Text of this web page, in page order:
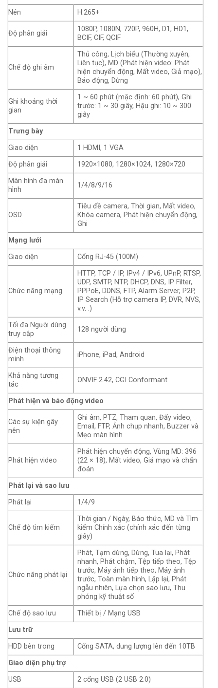
Nén
H.265+
Độ phân giải
1080P, 1080N, 720P, 960H, D1, HD1,
BCIF, CIF, QCIF
Chế độ ghi âm
Thủ công, Lịch biểu (Thường xuyên,
Liên tục), MD (Phát hiện video: Phát
hiện chuyển động, Mất video, Giả mạo),
Báo động, Dừng
Ghi khoảng thời
gian
1 ~ 60 phút (mặc định: 60 phút), Ghi
trước: 1 ~ 30 giây, Hậu ghi: 10 ~ 300
giây
Trưng bày
Giao diện
1 HDMI, 1 VGA
Độ phân giải
1920×1080, 1280×1024, 1280×720
Màn hình đa màn
hình
1/4/8/9/16
OSD
Tiêu đề camera, Thời gian, Mất video,
Khóa camera, Phát hiện chuyển động,
Ghi
Mạng lưới
Giao diện
Cổng RJ-45 (100M)
Chức năng mạng
HTTP, TCP / IP, IPv4 / IPv6, UPnP, RTSP,
UDP, SMTP, NTP, DHCP, DNS, IP Filter,
PPPoE, DDNS, FTP, Alarm Server, P2P,
IP Search (Hỗ trợ camera IP, DVR, NVS,
v.v. .)
Tối đa Người dùng
truy cập
128 người dùng
Điện thoại thông
minh
iPhone, iPad, Android
Khả năng tương
tác
ONVIF 2.42, CGI Conformant
Phát hiện và báo động video
Các sự kiện gây
nên
Ghi âm, PTZ, Tham quan, Đẩy video,
Email, FTP, Ảnh chụp nhanh, Buzzer và
Mẹo màn hình
Phát hiện video
Phát hiện chuyển động, Vùng MD: 396
(22 × 18), Mất video, Giả mạo và chẩn
đoán
Phát lại và sao lưu
Phát lại
1/4/9
Chế độ tìm kiếm
Thời gian / Ngày, Báo thức, MD và Tìm
kiếm Chính xác (chính xác đến từng
giây)
Chức năng phát lại
Phát, Tạm dừng, Dừng, Tua lại, Phát
nhanh, Phát chậm, Tệp tiếp theo, Tệp
trước, Máy ảnh tiếp theo, Máy ảnh
trước, Toàn màn hình, Lặp lại, Phát
ngẫu nhiên, Lựa chọn sao lưu, Thu
phóng kỹ thuật số
Chế độ sao lưu
Thiết bị / Mạng USB
Lưu trữ
HDD bên trong
Cổng SATA, dung lượng lên đến 10TB
Giao diện phụ trợ
USB
2 cổng USB (2 USB 2.0)